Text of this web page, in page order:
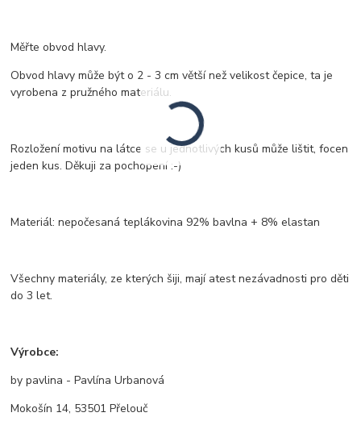
Měřte obvod hlavy.
Obvod hlavy může být o 2 - 3 cm větší než velikost čepice, ta je
vyrobena z pružného materiálu.
Rozložení motivu na látce se u jednotlivých kusů může lištit, focen
jeden kus. Děkuji za pochopení :-)
Materiál: nepočesaná teplákovina 92% bavlna + 8% elastan
Všechny materiály, ze kterých šiji, mají atest nezávadnosti pro děti
do 3 let.
Výrobce:
by pavlina - Pavlína Urbanová
Mokošín 14, 53501 Přelouč